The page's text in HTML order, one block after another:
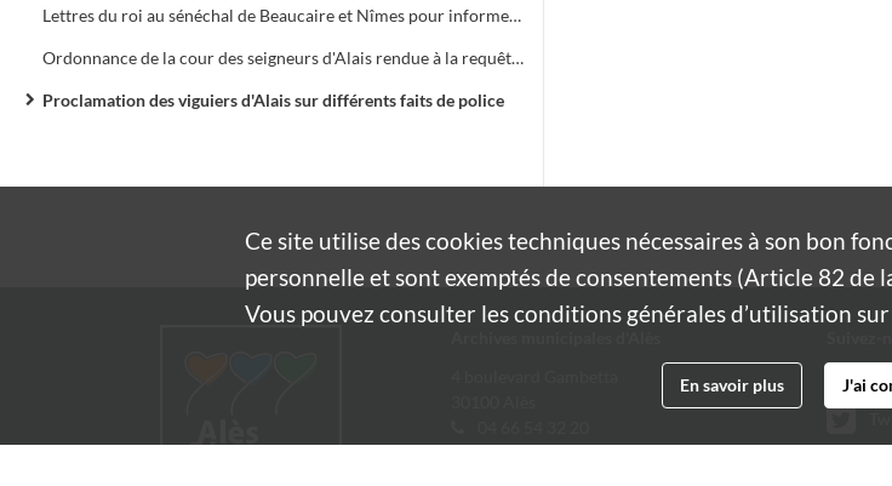
Lettres du roi au sénéchal de Beaucaire et Nîmes pour informer de la conduite des consuls et habitants d'Alais à l'égard des Tuchins
Ordonnance de la cour des seigneurs d'Alais rendue à la requête des consuls à l'occasion d'une vache tuée à la boucherie et qu'on avait portée sur une charrette ; les bouchers ne pourront vendre cette vache à la boucherie, mais seulement rue de la Boucarie
Proclamation des viguiers d'Alais sur différents faits de police
Ce site utilise descookiestechniques nécessaires à son bon
personnelle et sont exemptés de consentements (Article 82 de
Vous pouvez consulter les conditions générales d’utilisation
En savoir plus J'ai